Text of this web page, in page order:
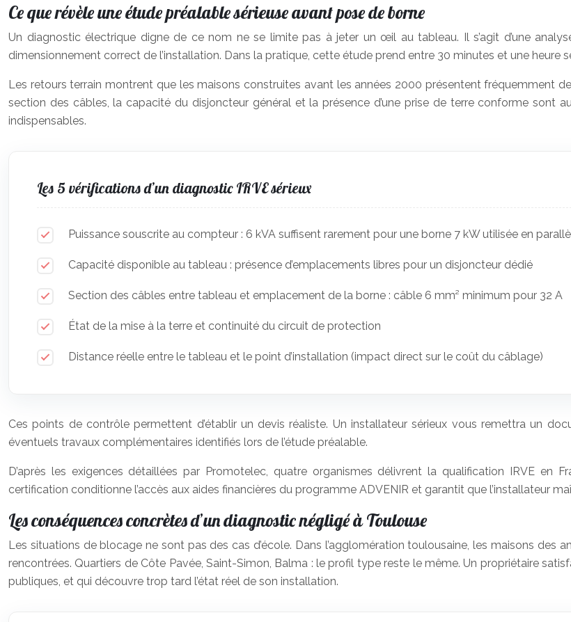
Ce que révèle une étude préalable sérieuse avant pose de borne
Un diagnostic électrique digne de ce nom ne se limite pas à jeter un œil au tableau. Il s’agit d’une
dimensionnement correct de l’installation. Dans la pratique, cette étude prend entre 30 minutes et une heure
Les retours terrain montrent que les maisons construites avant les années 2000 présentent fréquemment
section des câbles, la capacité du disjoncteur général et la présence d’une prise de terre conforme sont
indispensables.
Les 5 vérifications d’un diagnostic IRVE sérieux
Puissance souscrite au compteur : 6 kVA suffisent rarement pour une borne 7 kW utilisée en
Capacité disponible au tableau : présence d’emplacements libres pour un disjoncteur dédié
Section des câbles entre tableau et emplacement de la borne : câble 6 mm² minimum pour 32 A
État de la mise à la terre et continuité du circuit de protection
Distance réelle entre le tableau et le point d’installation (impact direct sur le coût du câblage)
Ces points de contrôle permettent d’établir un devis réaliste. Un installateur sérieux vous remettra un
éventuels travaux complémentaires identifiés lors de l’étude préalable.
D’après les exigences détaillées par Promotelec, quatre organismes délivrent la qualification IRVE en
certification conditionne l’accès aux aides financières du programme ADVENIR et garantit que l’installateur
Les conséquences concrètes d’un diagnostic négligé à Toulouse
Les situations de blocage ne sont pas des cas d’école. Dans l’agglomération toulousaine, les maisons
rencontrées. Quartiers de Côte Pavée, Saint-Simon, Balma : le profil type reste le même. Un propriétaire
publiques, et qui découvre trop tard l’état réel de son installation.